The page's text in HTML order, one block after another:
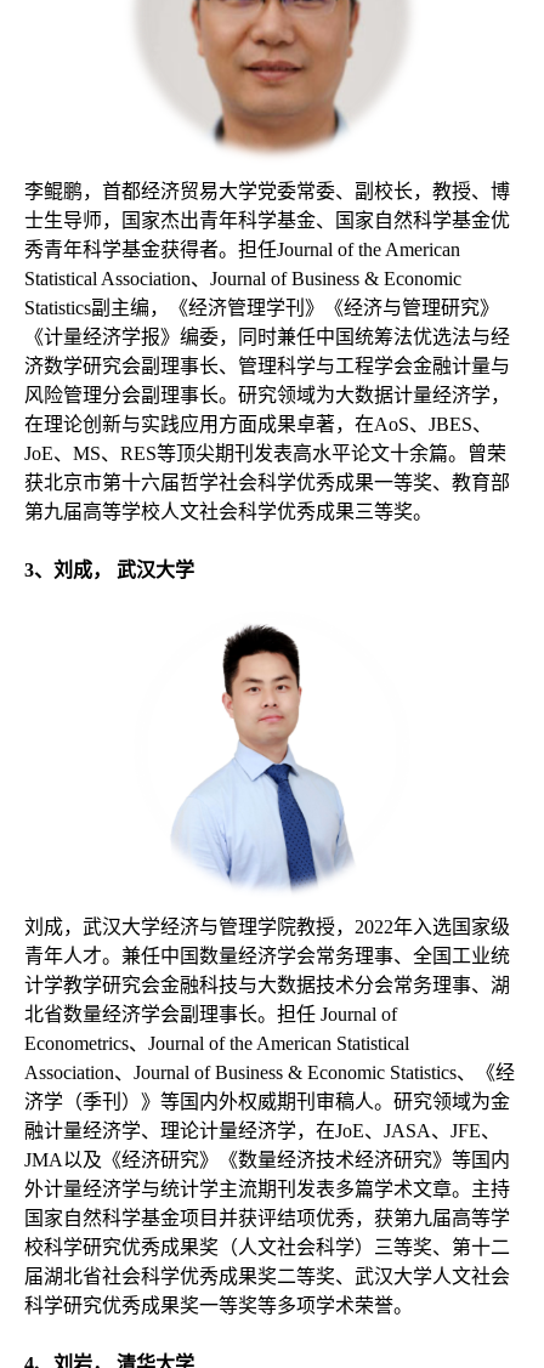
李鲲鹏，首都经济贸易大学党委常委、副校长，教授、博
士生导师，国家杰出青年科学基金、国家自然科学基金优
秀青年科学基金获得者。担任Journal of the American
Statistical Association、Journal of Business & Economic
Statistics副主编，《经济管理学刊》《经济与管理研究》
《计量经济学报》编委，同时兼任中国统筹法优选法与经
济数学研究会副理事长、管理科学与工程学会金融计量与
风险管理分会副理事长。研究领域为大数据计量经济学，
在理论创新与实践应用方面成果卓著，在AoS、JBES、
JoE、MS、RES等顶尖期刊发表高水平论文十余篇。曾荣
获北京市第十六届哲学社会科学优秀成果一等奖、教育部
第九届高等学校人文社会科学优秀成果三等奖。
3、刘成， 武汉大学
刘成，武汉大学经济与管理学院教授， 2022年入选国家级
青年人才。兼任中国数量经济学会常务理事、全国工业统
计学教学研究会金融科技与大数据技术分会常务理事、湖
北省数量经济学会副理事长。担任 Journal of
Econometrics、Journal of the American Statistical
Association、Journal of Business & Economic Statistics、《经
济学（季刊）》等国内外权威期刊审稿人。研究领域为金
融计量经济学、理论计量经济学，在JoE、JASA、JFE、
JMA以及《经济研究》《数量经济技术经济研究》等国内
外计量经济学与统计学主流期刊发表多篇学术文章。主持
国家自然科学基金项目并获评结项优秀，获第九届高等学
校科学研究优秀成果奖（人文社会科学）三等奖、第十二
届湖北省社会科学优秀成果奖二等奖、武汉大学人文社会
科学研究优秀成果奖一等奖等多项学术荣誉。
4、刘岩， 清华大学